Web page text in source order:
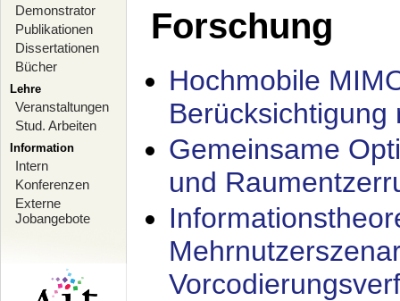
Demonstrator
Publikationen
Dissertationen
Bücher
Lehre
Veranstaltungen
Stud. Arbeiten
Information
Intern
Konferenzen
Externe
Jobangebote
Forschung
Hochmobile
Berücksichtigung
Gemeinsame
und